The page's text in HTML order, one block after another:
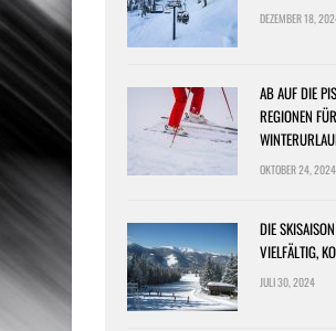
DEZEMBER 18,
AB AUF DIE
REGIONEN
OKTOBER 24, 2024
DIE
VIELFÄLTIG,
JULI 30, 2024